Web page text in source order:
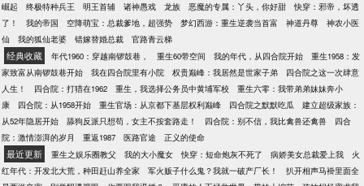
崛起
终极特种兵王 明王首辅 诸神愚戏 龙族 恶魔的专属：丫头，你好甜
快穿：邪帝，坏透
了！
我的帝国 空降萌宝：总裁爹地，超强势 梦幻西游：重生逆袭当首富 神道丹尊
神农小医
仙
我的狐仙老婆 错嫁替婚总裁 官路青云梯
经典收藏 年代1960：穿越南锣鼓巷， 重生60带空间 我的年代，从四合院开始
重生1958：发
家致富从南锣鼓巷开始
我在四合院里有小院 权贵巅峰：我居然是世家子弟
四合院之这一次肆意
人生！
四合院：打猎在1962 重生，我选择公务员中黄埔军校
重生六零：我带弟弟妹妹奔小
康
四合院：从1958开始 重生官场：从京都下基层权利巅峰 四合院之默默吃瓜
建立超级家族：
从52年隐居开始
舔狗反派只想苟，女主不按套路走！ 四合院：别不信，我比禽兽还禽兽
四合
院：激情澎湃的岁月
重返1987 医路官途 正义的使命
最近更新 重生之娱乐圈教父 我的大小魔女 快穿：短命炮灰不死了 病娇美女总裁爱上我
火
红年代：开发北大荒，种田赶山养全家
军火贩子什么鬼？我就一破产厂长！
扒开相声马褂里面全